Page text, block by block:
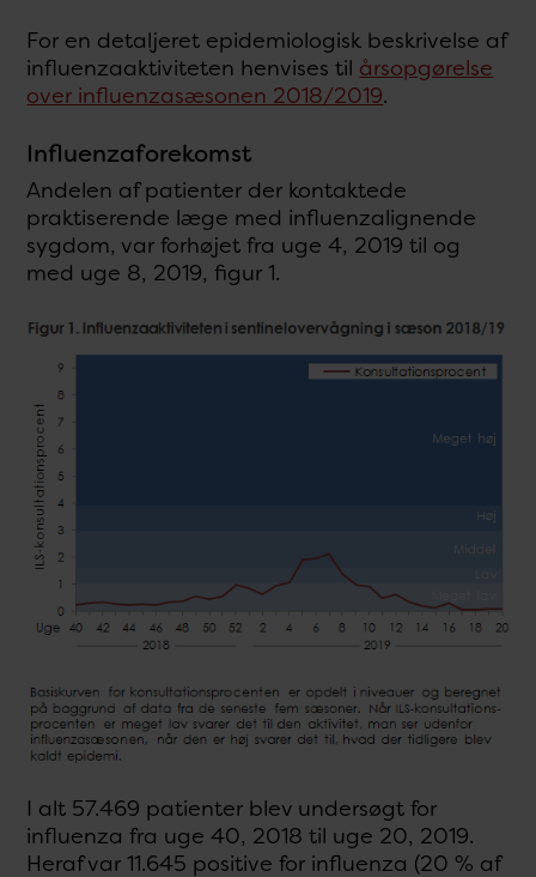
For en detaljeret epidemiologisk beskrivelse af
influenzaaktiviteten henvises til årsopgørelse
over influenzasæsonen 2018/2019.
Influenzaforekomst
Andelen af patienter der kontaktede
praktiserende læge med influenzalignende
sygdom, var forhøjet fra uge 4, 2019 til og
med uge 8, 2019, figur 1.
I alt 57.469 patienter blev undersøgt for
influenza fra uge 40, 2018 til uge 20, 2019.
Heraf var 11.645 positive for influenza (20 % af